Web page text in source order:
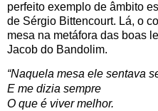
perfeito exemplo de âmbito
de Sérgio Bittencourt. Lá, o
mesa na metáfora das boas
Jacob do Bandolim.
“Naquela mesa ele sentava
E me dizia sempre
O que é viver melhor.